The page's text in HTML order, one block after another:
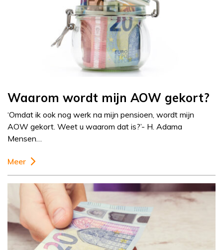
Waarom wordt mijn AOW gekort?
‘Omdat ik ook nog werk na mijn pensioen, wordt mijn
AOW gekort. Weet u waarom dat is?’- H. Adama
Mensen…
Meer